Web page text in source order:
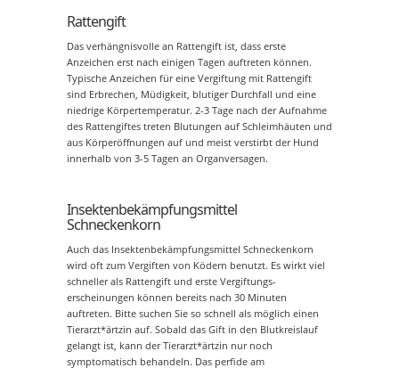
Rattengift
Das verhängnisvolle an Rattengift ist, dass erste
Anzeichen erst nach einigen Tagen auftreten können.
Typische Anzeichen für eine Vergiftung mit Rattengift
sind Erbrechen, Müdigkeit, blutiger Durchfall und eine
niedrige Körpertemperatur. 2-3 Tage nach der Aufnahme
des Rattengiftes treten Blutungen auf Schleimhäuten und
aus Körperöffnungen auf und meist verstirbt der Hund
innerhalb von 3-5 Tagen an Organversagen.
Insektenbekämpfungsmittel
Schneckenkorn
Auch das Insektenbekämpfungsmittel Schneckenkorn
wird oft zum Vergiften von Ködern benutzt. Es wirkt viel
schneller als Rattengift und erste Vergiftungs-
erscheinungen können bereits nach 30 Minuten
auftreten. Bitte suchen Sie so schnell als möglich einen
Tierarzt*ärtzin auf. Sobald das Gift in den Blutkreislauf
gelangt ist, kann der Tierarzt*ärtzin nur noch
symptomatisch behandeln. Das perfide am